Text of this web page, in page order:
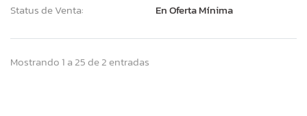
Status de Venta:
En Oferta Mínima
Mostrando 1 a 25 de 2 entradas